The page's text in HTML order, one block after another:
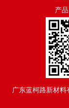
产
广东蓝柯路新材料